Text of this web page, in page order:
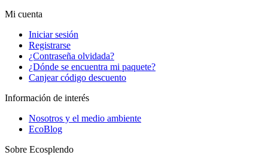
Mi cuenta
Iniciar sesión
Registrarse
¿Contraseña olvidada?
¿Dónde se encuentra mi paquete?
Canjear código descuento
Información de interés
Nosotros y el medio ambiente
EcoBlog
Sobre Ecosplendo